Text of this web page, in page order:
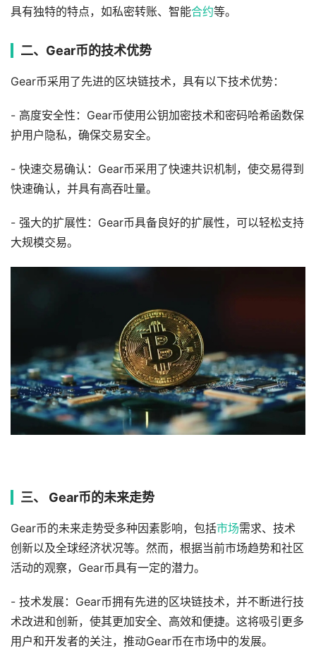
具有独特的特点，如私密转账、智能合约等。
二、Gear币的技术优势
Gear币采用了先进的区块链技术，具有以下技术优势：
- 高度安全性：Gear币使用公钥加密技术和密码哈希函数保
护用户隐私，确保交易安全。
- 快速交易确认：Gear币采用了快速共识机制，使交易得到
快速确认，并具有高吞吐量。
- 强大的扩展性：Gear币具备良好的扩展性，可以轻松支持
大规模交易。
三、 Gear币的未来走势
Gear币的未来走势受多种因素影响，包括市场需求、技术
创新以及全球经济状况等。然而，根据当前市场趋势和社区
活动的观察，Gear币具有一定的潜力。
- 技术发展：Gear币拥有先进的区块链技术，并不断进行技
术改进和创新，使其更加安全、高效和便捷。这将吸引更多
用户和开发者的关注，推动Gear币在市场中的发展。